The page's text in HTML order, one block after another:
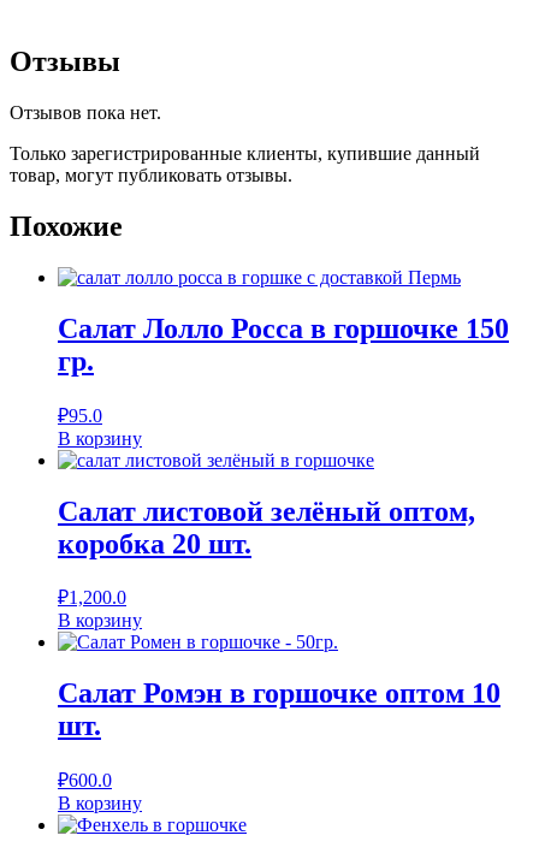
Отзывы
Отзывов пока нет.
Только зарегистрированные клиенты, купившие данный
товар, могут публиковать отзывы.
Похожие
Салат Лолло Росса в горшочке 150
гр.
₽95.0
В корзину
Салат листовой зелёный оптом,
коробка 20 шт.
₽1,200.0
В корзину
Салат Ромэн в горшочке оптом 10
шт.
₽600.0
В корзину